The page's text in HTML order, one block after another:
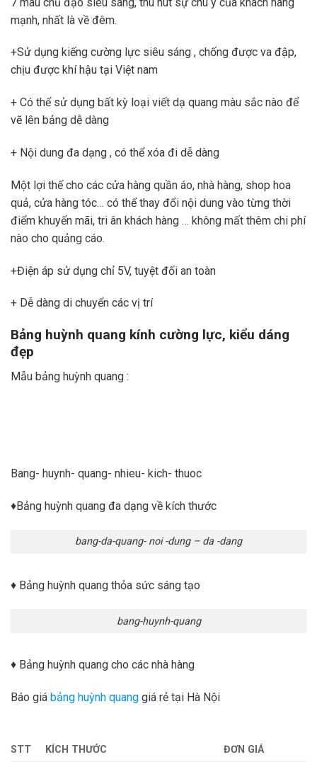
mạnh, nhất là về đêm.
+Sử dụng kiếng cường lực siêu sáng , chống được va đập,
chịu được khí hậu tại Việt nam
+ Có thể sử dụng bất kỳ loại viết dạ quang màu sắc nào để
vẽ lên bảng dễ dàng
+ Nội dung đa dạng , có thể xóa đi dễ dàng
Một lợi thế cho các cửa hàng quần áo, nhà hàng, shop hoa
quả, cửa hàng tóc… có thể thay đổi nội dung vào từng thời
điểm khuyến mãi, tri ân khách hàng … không mất thêm chi phí
nào cho quảng cáo.
+Điện áp sử dụng chỉ 5V, tuyệt đối an toàn
+ Dễ dàng di chuyển các vị trí
Bảng huỳnh quang kính cường lực, kiểu dáng
đẹp
Mẫu bảng huỳnh quang :
Bang- huynh- quang- nhieu- kich- thuoc
♦Bảng huỳnh quang đa dạng về kích thước
bang-da-quang- noi -dung – da -dang
♦ Bảng huỳnh quang thỏa sức sáng tạo
bang-huynh-quang
♦ Bảng huỳnh quang cho các nhà hàng
Báo giá bảng huỳnh quang giá rẻ tại Hà Nội
STT KÍCH THƯỚC ĐƠN GIÁ